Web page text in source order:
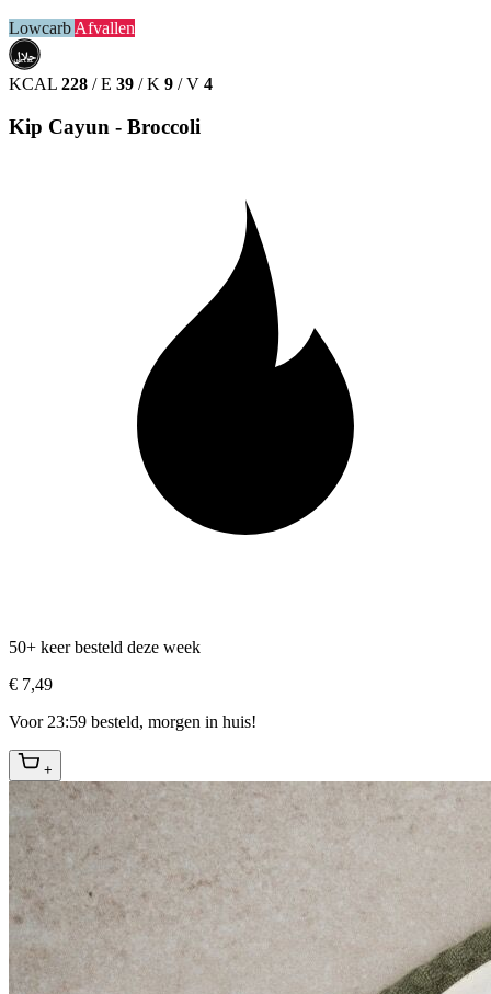
LowcarbAfvallen
حلال
HALAL
KCAL 228 / E 39 / K 9 / V 4
Kip Cayun - Broccoli
50+ keer besteld deze week
€ 7,49
Voor 23:59 besteld, morgen in huis!
+